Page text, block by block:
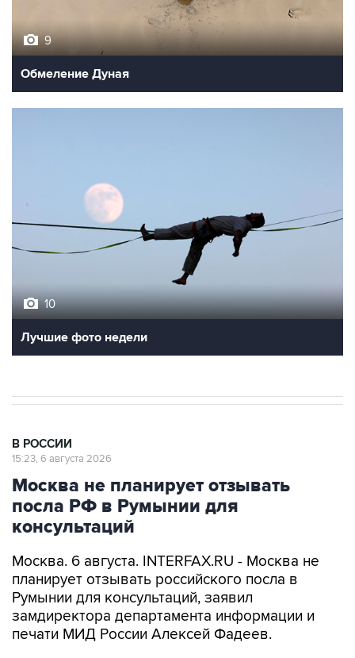
9
Обмеление Дуная
10
Лучшие фото недели
В РОССИИ
15:23, 6 августа 2026
Москва не планирует отзывать
посла РФ в Румынии для
консультаций
Москва. 6 августа. INTERFAX.RU - Москва не
планирует отзывать российского посла в
Румынии для консультаций, заявил
замдиректора департамента информации и
печати МИД России Алексей Фадеев.